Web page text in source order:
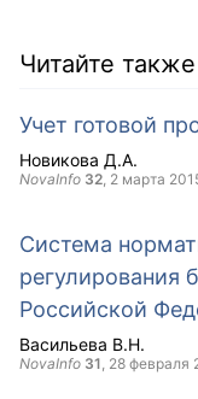
Читайте также
Учет готовой
Новикова Д.А.
NovaInfo 32, 2 марта
Система
регулирования
Российской
Васильева В.Н.
NovaInfo 31, 28 февраля